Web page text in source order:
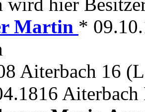
Martin *
Aiterbach 16